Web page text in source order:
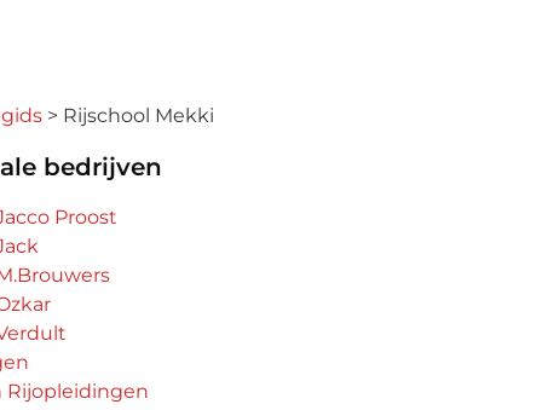
Rijschool Mekki
bedrijven
Proost